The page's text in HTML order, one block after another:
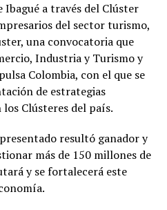
Ibagué a través del Clúster
del sector turismo,
una convocatoria que
Industria y Turismo y
Colombia, con el que se
de estrategias
Clústeres del país.
resultó ganador y
más de 150 millones de
y se fortalecerá este